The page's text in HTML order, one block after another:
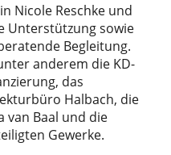
Nicole Reschke und
Unterstützung sowie
Begleitung.
anderem die KD-
das
Halbach, die
van Baal und die
Gewerke.